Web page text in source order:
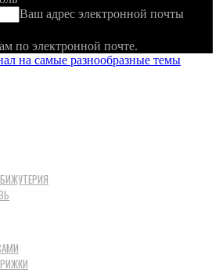
Ваш адрес электронной почты
по электронной почте.
на самые разнообразные темы